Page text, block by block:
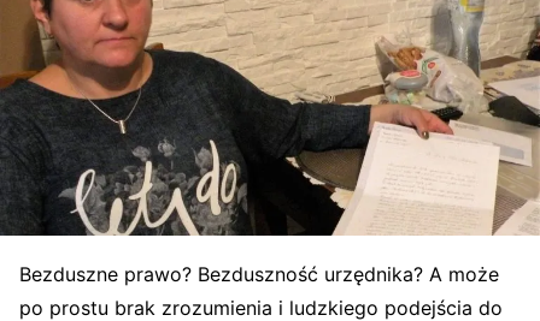
Bezduszne prawo? Bezduszność urzędnika? A może
po prostu brak zrozumienia i ludzkiego podejścia do